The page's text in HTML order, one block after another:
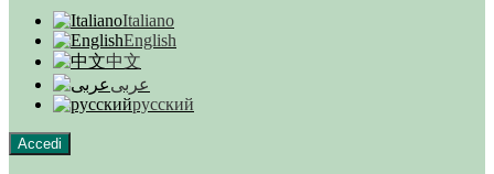
Italiano
English
中文
عربى
русский
Accedi